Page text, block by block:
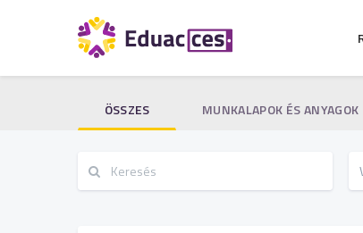
ÖSSZES MUNKALAPOK ÉS ANYAGOK